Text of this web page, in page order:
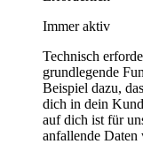
Immer aktiv
Technisch
grundlegende
Beispiel dazu,
dich in dein
auf dich ist für
anfallende Daten